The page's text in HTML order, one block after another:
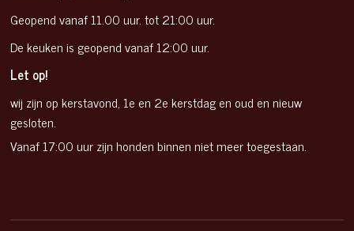
Geopend vanaf 11.00 uur. tot 21:00 uur.
De keuken is geopend vanaf 12:00 uur.
Let op!
wij zijn op kerstavond, 1e en 2e kerstdag en oud en nieuw
gesloten.
Vanaf 17:00 uur zijn honden binnen niet meer toegestaan.